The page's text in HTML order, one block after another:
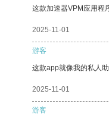
这款加速器VPM应用程
2025-11-01
游客
这款app就像我的私人
2025-11-01
游客